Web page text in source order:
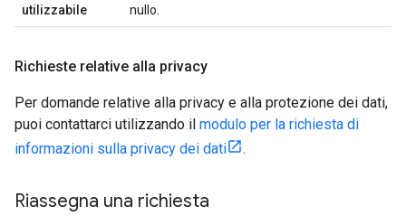
utilizzabile
nullo.
Richieste relative alla privacy
Per domande relative alla privacy e alla protezione dei dati,
puoi contattarci utilizzando il modulo per la richiesta di
informazioni sulla privacy dei dati
.
Riassegna una richiesta